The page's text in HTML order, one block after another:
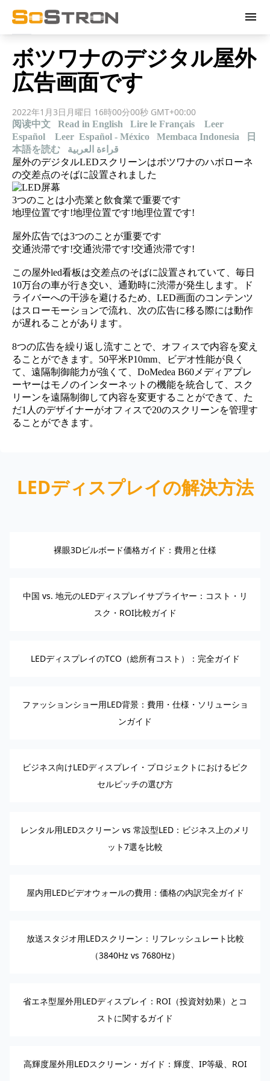
menu
ボツワナのデジタル屋外
広告画面です
2022年1月3日月曜日 16時00分00秒 GMT+00:00
阅读中文 Read in English Lire le Français
Leer
Español
Leer Español - México Membaca Indonesia
日
本語を読む
قراءة العربية
屋外のデジタルLEDスクリーンはボツワナのハボローネ
の交差点のそばに設置されました
3つのことは小売業と飲食業で重要です
地理位置です!地理位置です!地理位置です!
屋外広告では3つのことが重要です
交通渋滞です!交通渋滞です!交通渋滞です!
この屋外led看板は交差点のそばに設置されていて、毎日
10万台の車が行き交い、通勤時に渋滞が発生します。ド
ライバーへの干渉を避けるため、LED画面のコンテンツ
はスローモーションで流れ、次の広告に移る際には動作
が遅れることがあります。
8つの広告を繰り返し流すことで、オフィスで内容を変え
ることができます。50平米P10mm、ビデオ性能が良く
て、遠隔制御能力が強くて、DoMedea B60メディアプレ
ーヤーはモノのインターネットの機能を統合して、スク
リーンを遠隔制御して内容を変更することができて、た
だ1人のデザイナーがオフィスで20のスクリーンを管理す
ることができます。
LEDディスプレイの解決方法
裸眼3Dビルボード価格ガイド：費用と仕様
中国 vs. 地元のLEDディスプレイサプライヤー：コスト・リ
スク・ROI比較ガイド
LEDディスプレイのTCO（総所有コスト）：完全ガイド
ファッションショー用LED背景：費用・仕様・ソリューショ
ンガイド
ビジネス向けLEDディスプレイ・プロジェクトにおけるピク
セルピッチの選び方
レンタル用LEDスクリーン vs 常設型LED：ビジネス上のメリ
ット7選を比較
屋内用LEDビデオウォールの費用：価格の内訳完全ガイド
放送スタジオ用LEDスクリーン：リフレッシュレート比較
（3840Hz vs 7680Hz）
省エネ型屋外用LEDディスプレイ：ROI（投資対効果）とコ
ストに関するガイド
高輝度屋外用LEDスクリーン・ガイド：輝度、IP等級、ROI